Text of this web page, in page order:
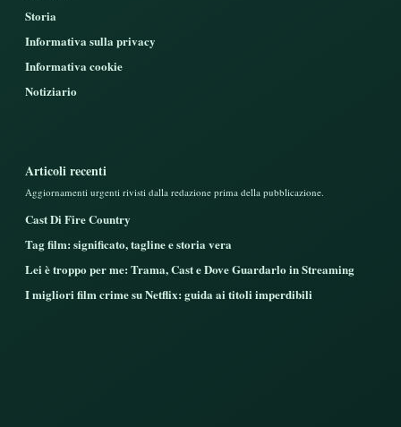
Storia
Informativa sulla privacy
Informativa cookie
Notiziario
Articoli recenti
Aggiornamenti urgenti rivisti dalla redazione prima della pubblicazione.
Cast Di Fire Country
Tag film: significato, tagline e storia vera
Lei è troppo per me: Trama, Cast e Dove Guardarlo in Streaming
I migliori film crime su Netflix: guida ai titoli imperdibili